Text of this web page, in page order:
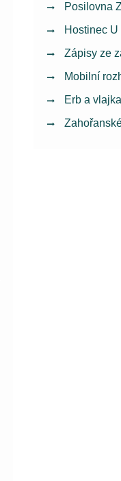
Posilovna
Hostinec
Zápisy ze
Mobilní
Erb a